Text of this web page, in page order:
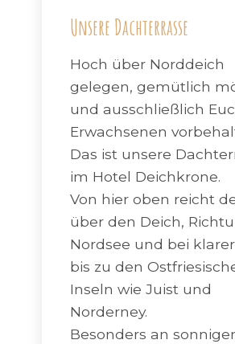
Unsere Dachterrasse
Hoch über Norddeich
gelegen, gemütlich
und ausschließlich
Erwachsenen
Das ist unsere
im Hotel Deichkrone.
Von hier oben reicht
über den Deich,
Nordsee und bei
bis zu den
Inseln wie Juist und
Norderney.
Besonders an